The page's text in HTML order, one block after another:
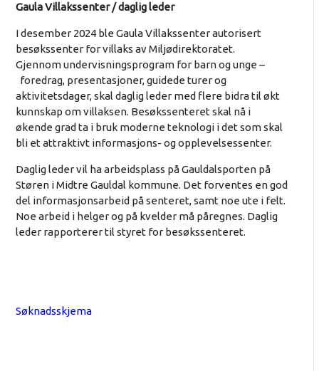
Gaula Villakssenter / daglig leder
I desember 2024 ble Gaula Villakssenter autorisert
besøkssenter for villaks av Miljødirektoratet.
Gjennom undervisningsprogram for barn og unge –
foredrag, presentasjoner, guidede turer og
aktivitetsdager, skal daglig leder med flere bidra til økt
kunnskap om villaksen. Besøkssenteret skal nå i
økende grad ta i bruk moderne teknologi i det som skal
bli et attraktivt informasjons- og opplevelsessenter.
Daglig leder vil ha arbeidsplass på Gauldalsporten på
Støren i Midtre Gauldal kommune. Det forventes en god
del informasjonsarbeid på senteret, samt noe ute i felt.
Noe arbeid i helger og på kvelder må påregnes. Daglig
leder rapporterer til styret for besøkssenteret.
Søknadsskjema